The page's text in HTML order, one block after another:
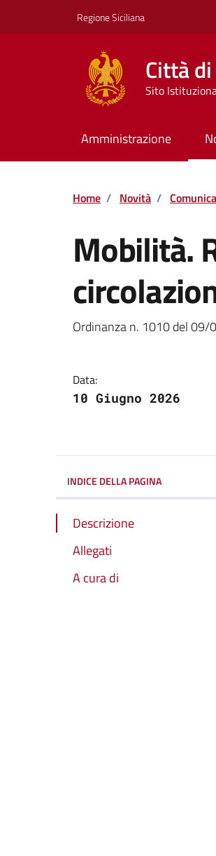
Regione Siciliana
Città
Sito
Amministrazione
Home / Novità /
Mobilità.
Dettagli
Ordinanza n. 1010 del
Data:
10 Giugno 2026
INDICE DELLA PAGINA
Descrizione
Allegati
A cura di